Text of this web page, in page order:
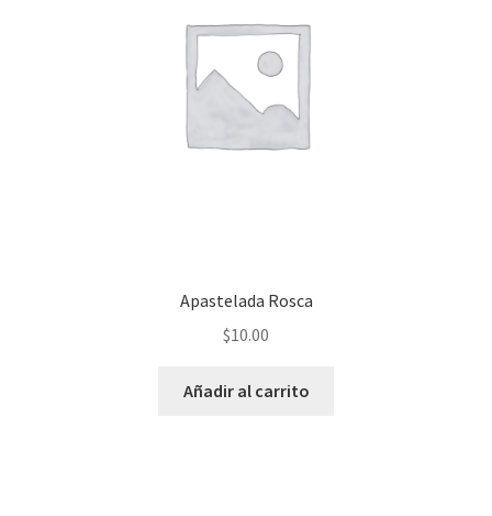
Apastelada Rosca
$10.00
Añadir al carrito